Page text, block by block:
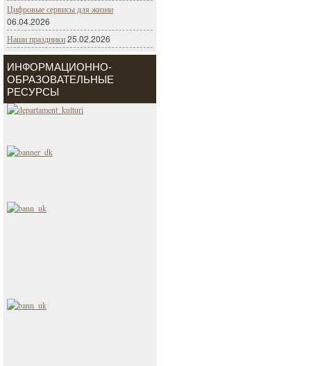
Цифровые сервисы для жизни
06.04.2026
Наши праздники25.02.2026
ИНФОРМАЦИОННО-
ОБРАЗОВАТЕЛЬНЫЕ
РЕСУРСЫ